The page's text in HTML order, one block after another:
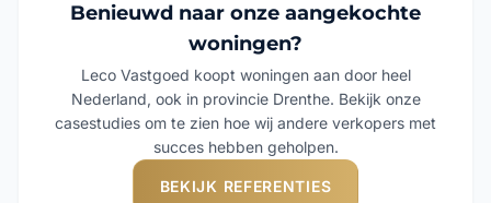
Benieuwd naar onze aangekochte
woningen?
Leco Vastgoed koopt woningen aan door heel
Nederland, ook in provincie Drenthe. Bekijk onze
casestudies om te zien hoe wij andere verkopers met
succes hebben geholpen.
BEKIJK REFERENTIES